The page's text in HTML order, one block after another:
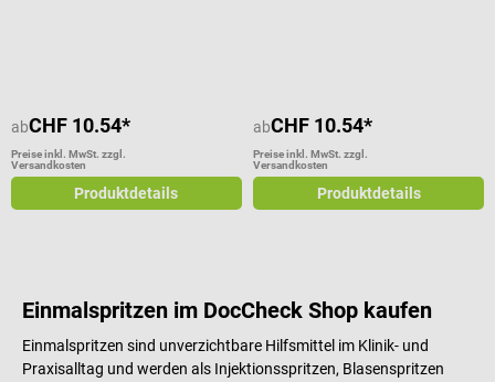
abCHF 10.54*
Preise inkl. MwSt. zzgl.
Versandkosten
Produktdetails
abCHF 10.54*
Preise inkl. MwSt. zzgl.
Versandkosten
Produktdetails
Einmalspritzen im DocCheck Shop kaufen
Einmalspritzen sind unverzichtbare Hilfsmittel im Klinik- und
Praxisalltag und werden als Injektionsspritzen, Blasenspritzen